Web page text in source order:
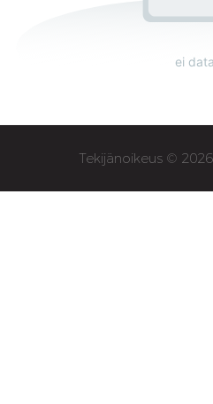
ei
Tekijänoikeus ©